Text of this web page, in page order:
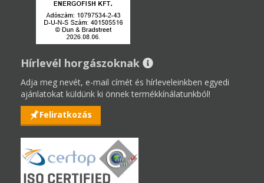
Hírlevél horgászoknak
Adja meg nevét, e-mail címét és hírleveleinkben egyedi
ajánlatokat küldünk ki önnek termékkínálatunkból!
Feliratkozás